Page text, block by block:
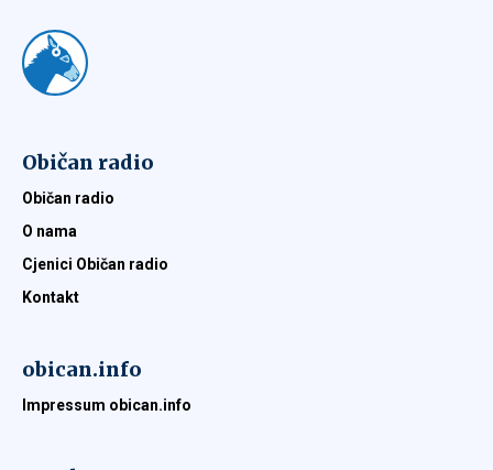
Običan radio
Običan radio
O nama
Cjenici Običan radio
Kontakt
obican.info
Impressum obican.info